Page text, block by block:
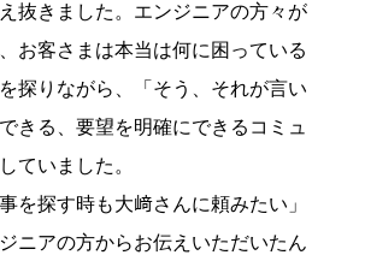
抜きました。エンジニアの方々が
お客さまは本当は何に困っている
探りながら、「そう、それが言い
きる、要望を明確にできるコミュ
ていました。
を探す時も大﨑さんに頼みたい」
ニアの方からお伝えいただいたん